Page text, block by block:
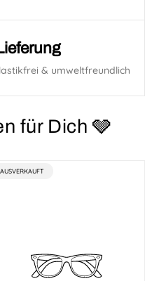
& umweltfreundlich
für Dich 🩶
PRODUKTBEZEICHNUNG:
AUSVERKAUFT